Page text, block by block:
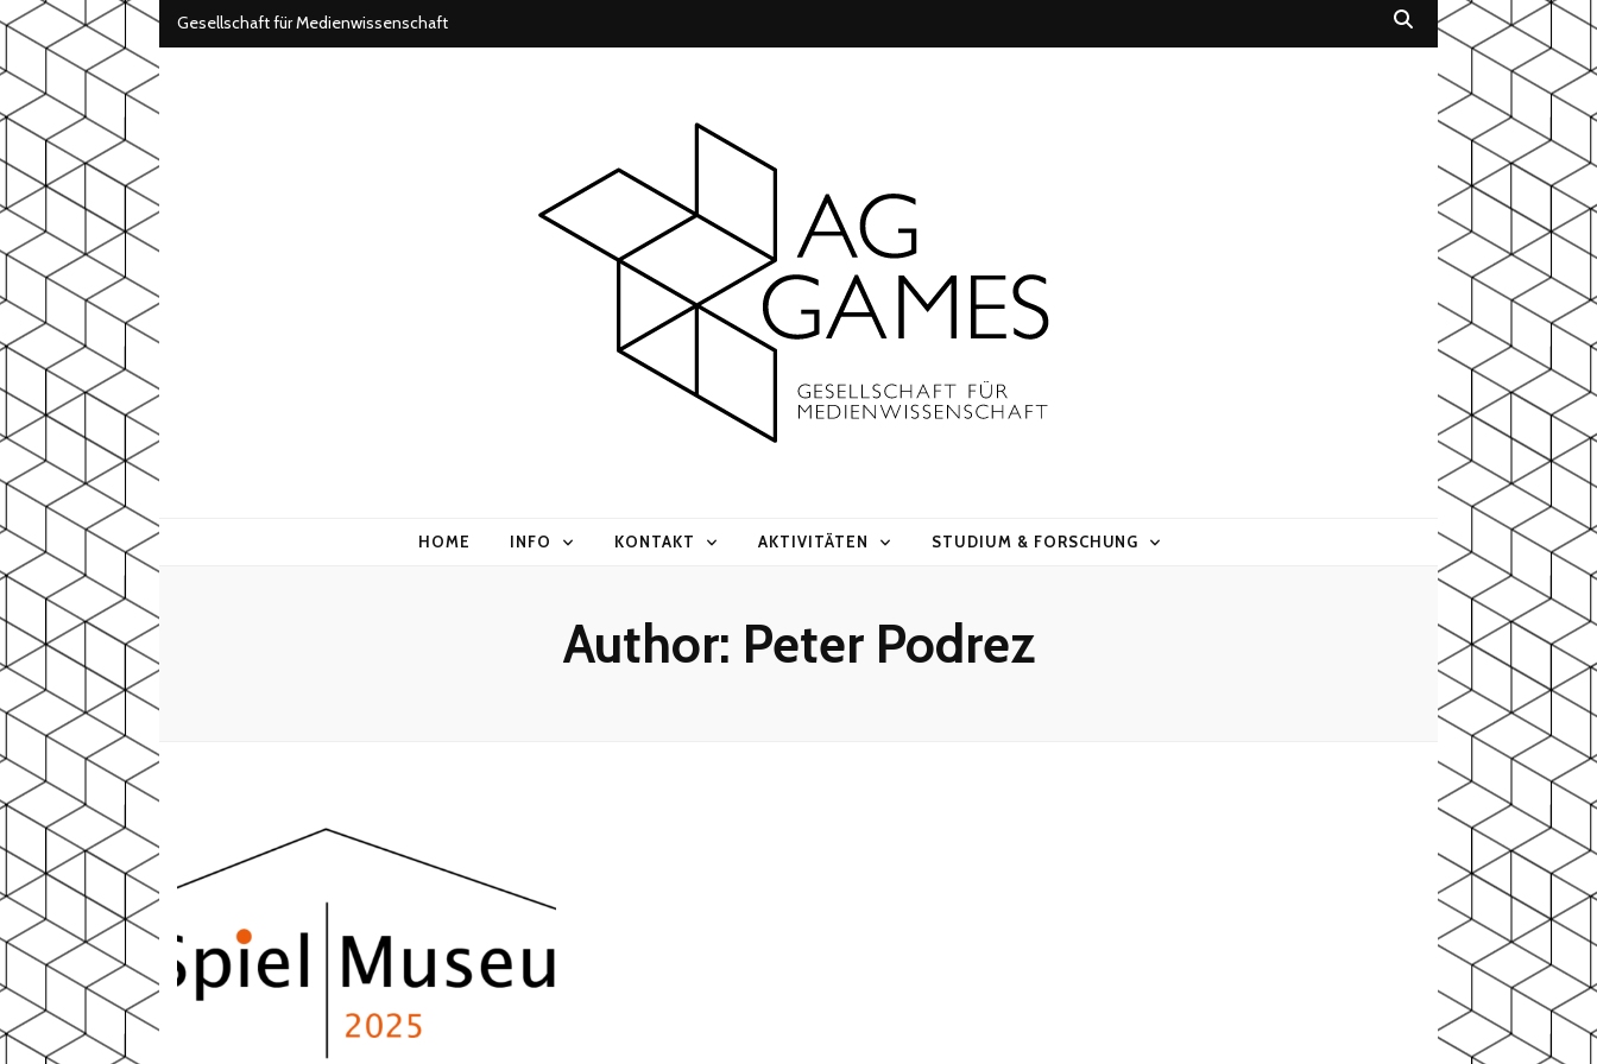
Gesellschaft für Medienwissenschaft
HOME INFO KONTAKT AKTIVITÄTEN STUDIUM & FORSCHUNG
Author: Peter Podrez